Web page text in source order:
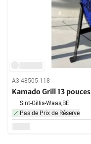
A3-48505-118
Kamado Grill 13 pouces
Sint-Gillis-Waas,BE
Pas de Prix de Réserve